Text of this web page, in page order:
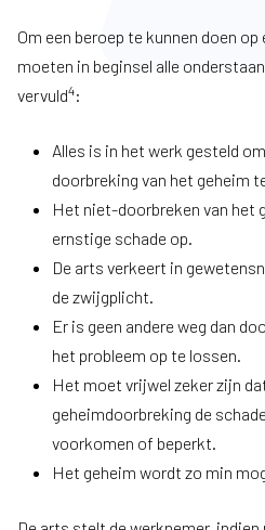
Om een beroep te kunnen doen
moeten in beginsel alle
vervuld4:
Alles is in het werk gesteld
doorbreking van het geheim
Het niet-doorbreken van het
ernstige schade op.
De arts verkeert in
de zwijgplicht.
Er is geen andere weg dan
het probleem op te lossen.
Het moet vrijwel zeker zijn
geheimdoorbreking de
voorkomen of beperkt.
Het geheim wordt zo min